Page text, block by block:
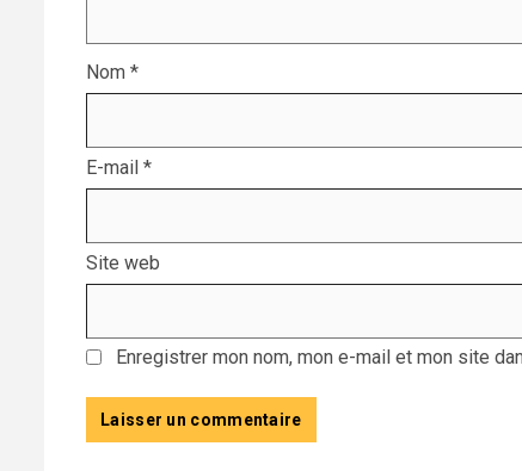
Nom *
E-mail *
Site web
Enregistrer mon nom, mon e-mail et mon site